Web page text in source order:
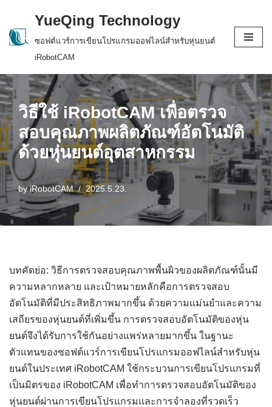
Skip
YueQing Technology
ซอฟต์แวร์การเขียนโปรแกรมออฟไลน์สำหรับหุ่นยนต์
iRobotCAM
วิธีใช้ iRobotCAM เพื่อตรวจ
สอบคุณภาพผลิตภัณฑ์อัตโนมัติ
ด้วยหุ่นยนต์อุตสาหกรรม
byiRobotCAM 2025.5.23.
บทคัดย่อ: วิธีการตรวจสอบคุณภาพพื้นผิวของผลิตภัณฑ์นั้นมี
ความหลากหลาย และเป้าหมายหลักคือการตรวจสอบ
อัตโนมัติที่มีประสิทธิภาพมากขึ้น ด้วยความแม่นยำและความ
เสถียรของหุ่นยนต์ที่เพิ่มขึ้น การตรวจสอบอัตโนมัติของหุ่น
ยนต์จึงได้รับการใช้กันอย่างแพร่หลายมากขึ้น ในฐานะ
ตัวแทนของซอฟต์แวร์การเขียนโปรแกรมออฟไลน์สำหรับหุ่น
ยนต์ในประเทศ iRobotCAM ใช้กระบวนการเขียนโปรแกรมที่
เป็นมิตรของ iRobotCAM เพื่อทำการตรวจสอบอัตโนมัติของ
หุ่นยนต์ผ่านการเขียนโปรแกรมและการจำลองที่รวดเร็ว